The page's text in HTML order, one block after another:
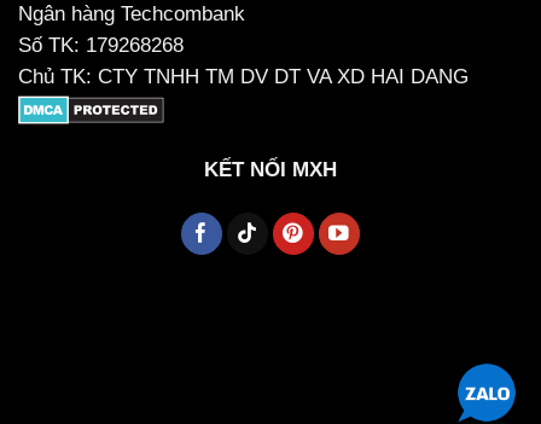
Ngân hàng Techcombank
Số TK: 179268268
Chủ TK: CTY TNHH TM DV DT VA XD HAI DANG
KẾT NỐI MXH